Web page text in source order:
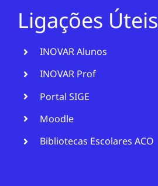
Ligações Úteis
INOVAR Alunos
INOVAR Prof
Portal SIGE
Moodle
Bibliotecas Escolares ACO